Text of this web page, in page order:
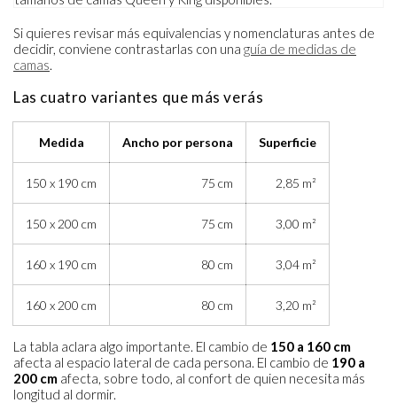
Si quieres revisar más equivalencias y nomenclaturas antes de
decidir, conviene contrastarlas con una guía de medidas de
camas.
Las cuatro variantes que más verás
Medida Ancho por persona Superficie
150 x 190 cm 75 cm 2,85 m²
150 x 200 cm 75 cm 3,00 m²
160 x 190 cm 80 cm 3,04 m²
160 x 200 cm 80 cm 3,20 m²
La tabla aclara algo importante. El cambio de 150 a 160 cm
afecta al espacio lateral de cada persona. El cambio de 190 a
200 cm afecta, sobre todo, al confort de quien necesita más
longitud al dormir.